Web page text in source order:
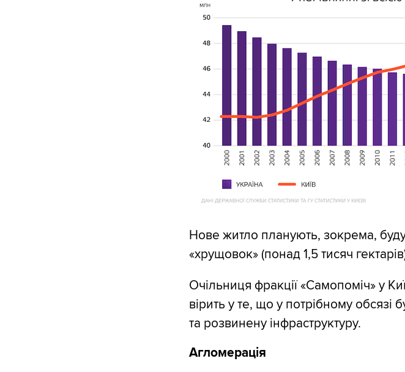
Нове житло планують, зокрема,
«хрущовок» (понад 1,5 тисяч
Очільниця фракції «Самопоміч» у
вірить у те, що у потрібному обсязі
та розвинену інфраструктуру.
Агломерація